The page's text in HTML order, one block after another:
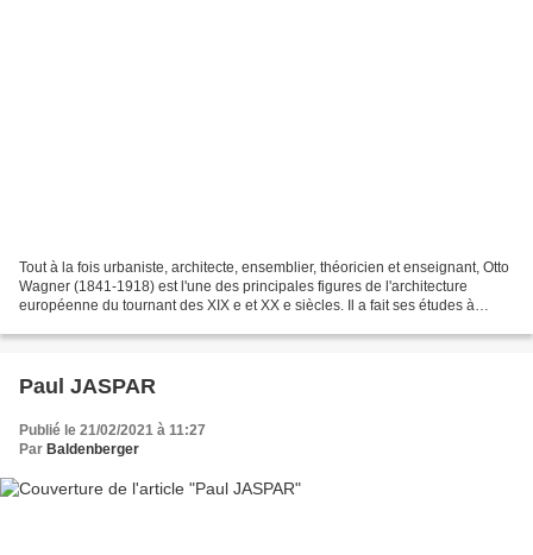
Tout à la fois urbaniste, architecte, ensemblier, théoricien et enseignant, Otto
Wagner (1841-1918) est l'une des principales figures de l'architecture
européenne du tournant des XIX e et XX e siècles. Il a fait ses études à
Paul JASPAR
Publié le 21/02/2021 à 11:27
Par Baldenberger